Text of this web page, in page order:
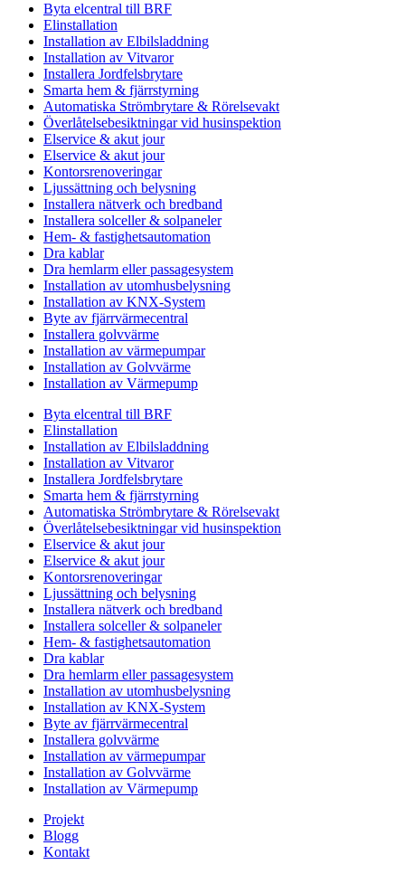
Byta elcentral till BRF
Elinstallation
Installation av Elbilsladdning
Installation av Vitvaror
Installera Jordfelsbrytare
Smarta hem & fjärrstyrning
Automatiska Strömbrytare & Rörelsevakt
Överlåtelsebesiktningar vid husinspektion
Elservice & akut jour
Elservice & akut jour
Kontorsrenoveringar
Ljussättning och belysning
Installera nätverk och bredband
Installera solceller & solpaneler
Hem- & fastighetsautomation
Dra kablar
Dra hemlarm eller passagesystem
Installation av utomhusbelysning
Installation av KNX-System
Byte av fjärrvärmecentral
Installera golvvärme
Installation av värmepumpar
Installation av Golvvärme
Installation av Värmepump
Byta elcentral till BRF
Elinstallation
Installation av Elbilsladdning
Installation av Vitvaror
Installera Jordfelsbrytare
Smarta hem & fjärrstyrning
Automatiska Strömbrytare & Rörelsevakt
Överlåtelsebesiktningar vid husinspektion
Elservice & akut jour
Elservice & akut jour
Kontorsrenoveringar
Ljussättning och belysning
Installera nätverk och bredband
Installera solceller & solpaneler
Hem- & fastighetsautomation
Dra kablar
Dra hemlarm eller passagesystem
Installation av utomhusbelysning
Installation av KNX-System
Byte av fjärrvärmecentral
Installera golvvärme
Installation av värmepumpar
Installation av Golvvärme
Installation av Värmepump
Projekt
Blogg
Kontakt